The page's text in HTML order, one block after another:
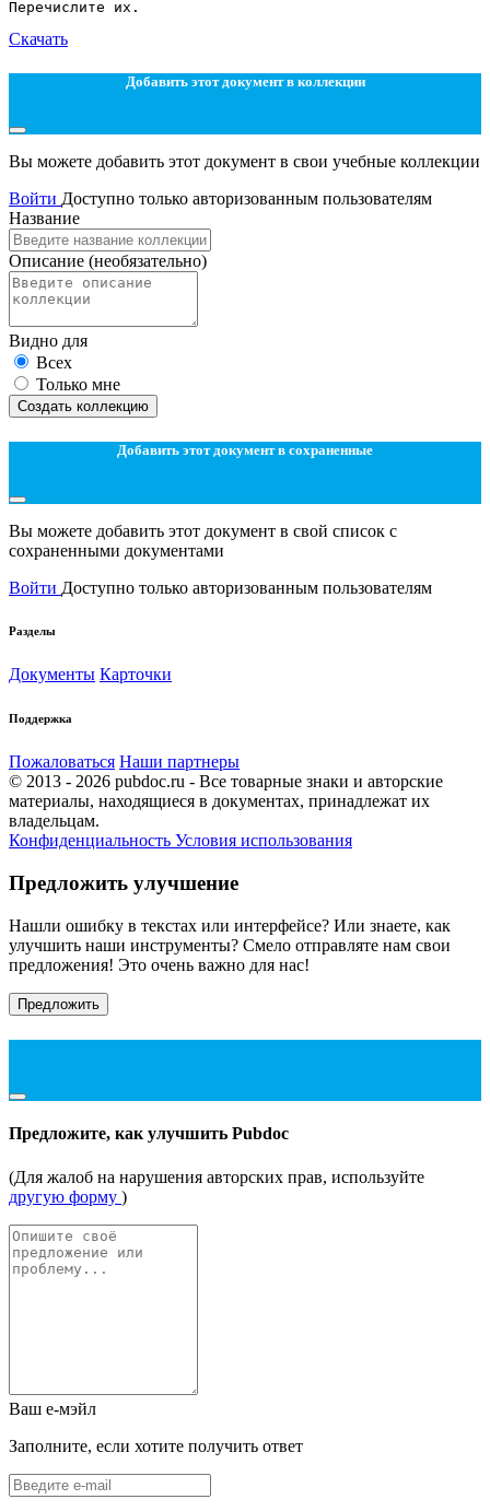
Скачать
Добавить этот документ в коллекции
Вы можете добавить этот документ в свои учебные коллекции
Войти Доступно только авторизованным пользователям
Название
Описание (необязательно)
Видно для
Всех
Только мне
Создать коллекцию
Добавить этот документ в сохраненные
Вы можете добавить этот документ в свой список с
сохраненными документами
Войти Доступно только авторизованным пользователям
Разделы
Документы Карточки
Поддержка
Пожаловаться Наши партнеры
© 2013 - 2026 pubdoc.ru - Все товарные знаки и авторские
материалы, находящиеся в документах, принадлежат их
владельцам.
Конфиденциальность Условия использования
Предложить улучшение
Нашли ошибку в текстах или интерфейсе? Или знаете, как
улучшить наши инструменты? Смело отправляте нам свои
предложения! Это очень важно для нас!
Предложить
Предложите, как улучшить Pubdoc
(Для жалоб на нарушения авторских прав, используйте
другую форму )
Ваш е-мэйл
Заполните, если хотите получить ответ